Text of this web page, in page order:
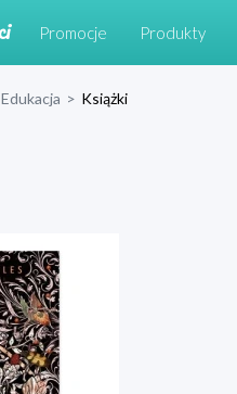
Promocje Produkty
Edukacja > Książki